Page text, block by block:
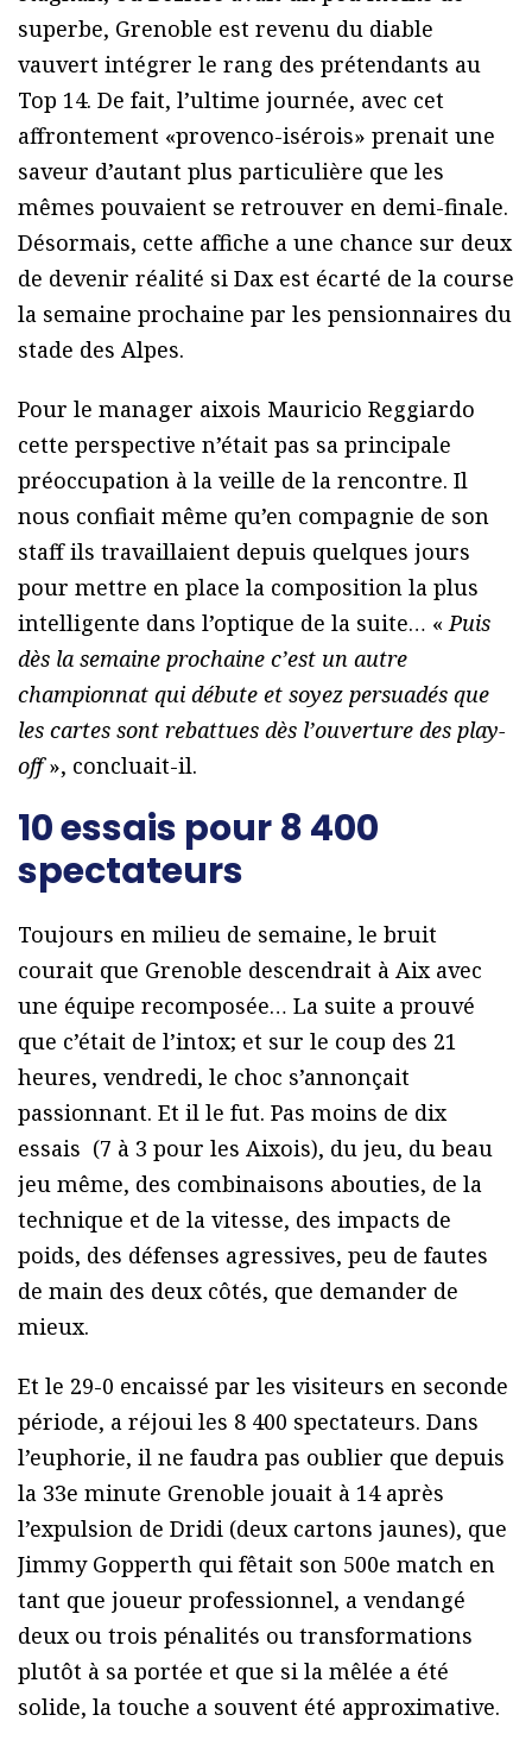
superbe, Grenoble est revenu du diable
vauvert intégrer le rang des prétendants au
Top 14. De fait, l’ultime journée, avec cet
affrontement «provenco-isérois» prenait une
saveur d’autant plus particulière que les
mêmes pouvaient se retrouver en demi-finale.
Désormais, cette affiche a une chance sur deux
de devenir réalité si Dax est écarté de la course
la semaine prochaine par les pensionnaires du
stade des Alpes.
Pour le manager aixois Mauricio Reggiardo
cette perspective n’était pas sa principale
préoccupation à la veille de la rencontre. Il
nous confiait même qu’en compagnie de son
staff ils travaillaient depuis quelques jours
pour mettre en place la composition la plus
intelligente dans l’optique de la suite… «Puis
dès la semaine prochaine c’est un autre
championnat qui débute et soyez persuadés que
les cartes sont rebattues dès l’ouverture des play-
off», concluait-il.
10 essais pour 8 400
spectateurs
Toujours en milieu de semaine, le bruit
courait que Grenoble descendrait à Aix avec
une équipe recomposée… La suite a prouvé
que c’était de l’intox; et sur le coup des 21
heures, vendredi, le choc s’annonçait
passionnant. Et il le fut. Pas moins de dix
essais (7 à 3 pour les Aixois), du jeu, du beau
jeu même, des combinaisons abouties, de la
technique et de la vitesse, des impacts de
poids, des défenses agressives, peu de fautes
de main des deux côtés, que demander de
mieux.
Et le 29-0 encaissé par les visiteurs en seconde
période, a réjoui les 8 400 spectateurs. Dans
l’euphorie, il ne faudra pas oublier que depuis
la 33e minute Grenoble jouait à 14 après
l’expulsion de Dridi (deux cartons jaunes), que
Jimmy Gopperth qui fêtait son 500e match en
tant que joueur professionnel, a vendangé
deux ou trois pénalités ou transformations
plutôt à sa portée et que si la mêlée a été
solide, la touche a souvent été approximative.